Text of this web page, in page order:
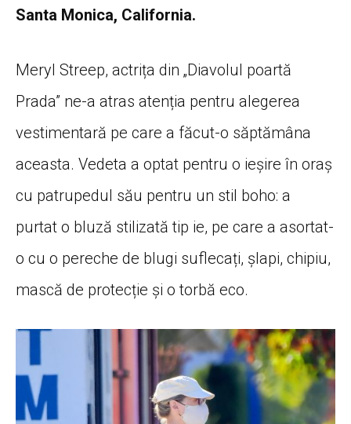
Santa Monica, California.
Meryl Streep, actrița din „Diavolul poartă
Prada” ne-a atras atenția pentru alegerea
vestimentară pe care a făcut-o săptămâna
aceasta. Vedeta a optat pentru o ieșire în oraș
cu patrupedul său pentru un stil boho: a
purtat o bluză stilizată tip ie, pe care a asortat-
o cu o pereche de blugi suflecați, șlapi, chipiu,
mască de protecție și o torbă eco.